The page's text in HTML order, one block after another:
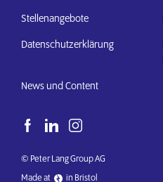
Stellenangebote
Datenschutzerklärung
News und Content
© Peter Lang Group AG
Made at
in Bristol